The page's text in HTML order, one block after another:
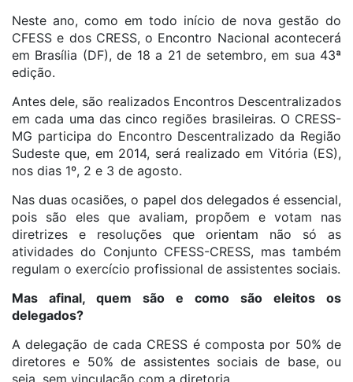
Neste ano, como em todo início de nova gestão do
CFESS e dos CRESS, o Encontro Nacional acontecerá
em Brasília (DF), de 18 a 21 de setembro, em sua 43ª
edição.
Antes dele, são realizados Encontros Descentralizados
em cada uma das cinco regiões brasileiras. O CRESS-
MG participa do Encontro Descentralizado da Região
Sudeste que, em 2014, será realizado em Vitória (ES),
nos dias 1º, 2 e 3 de agosto.
Nas duas ocasiões, o papel dos delegados é essencial,
pois são eles que avaliam, propõem e votam nas
diretrizes e resoluções que orientam não só as
atividades do Conjunto CFESS-CRESS, mas também
regulam o exercício profissional de assistentes sociais.
Mas afinal, quem são e como são eleitos os
delegados?
A delegação de cada CRESS é composta por 50% de
diretores e 50% de assistentes sociais de base, ou
seja, sem vinculação com a diretoria.